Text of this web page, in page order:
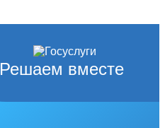
Решаем вместе